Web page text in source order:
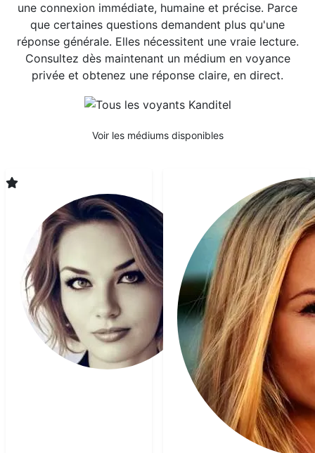
une connexion immédiate, humaine et précise. Parce
que certaines questions demandent plus qu'une
réponse générale. Elles nécessitent une vraie lecture.
Consultez dès maintenant un médium en voyance
privée et obtenez une réponse claire, en direct.
Voir les médiums disponibles
Plume
Voyant